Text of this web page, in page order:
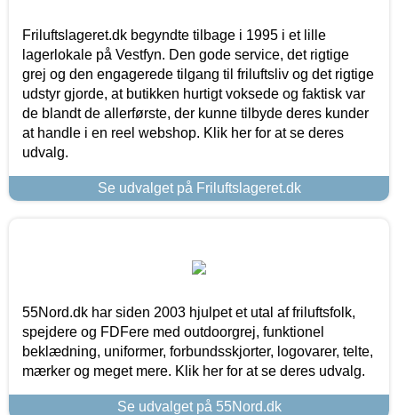
Friluftslageret.dk begyndte tilbage i 1995 i et lille
lagerlokale på Vestfyn. Den gode service, det rigtige
grej og den engagerede tilgang til friluftsliv og det rigtige
udstyr gjorde, at butikken hurtigt voksede og faktisk var
de blandt de allerførste, der kunne tilbyde deres kunder
at handle i en reel webshop. Klik her for at se deres
udvalg.
Se udvalget på Friluftslageret.dk
55Nord.dk har siden 2003 hjulpet et utal af friluftsfolk,
spejdere og FDFere med outdoorgrej, funktionel
beklædning, uniformer, forbundsskjorter, logovarer, telte,
mærker og meget mere. Klik her for at se deres udvalg.
Se udvalget på 55Nord.dk